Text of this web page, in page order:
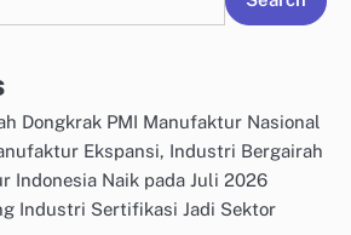
Dongkrak PMI Manufaktur Nasional
Ekspansi, Industri Bergairah
Indonesia Naik pada Juli 2026
Industri Sertifikasi Jadi Sektor